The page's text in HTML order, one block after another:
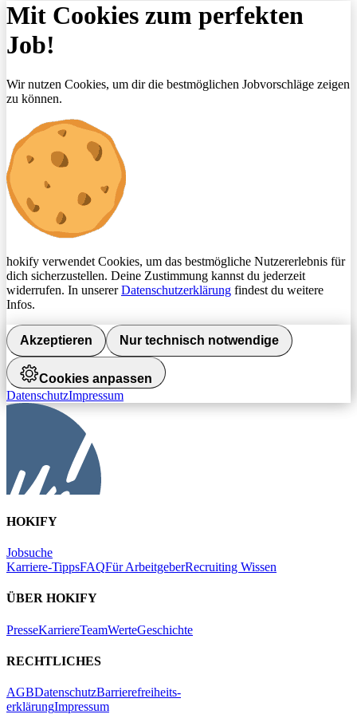
Mit Cookies zum perfekten
Job!
Wir nutzen Cookies, um dir die bestmöglichen Jobvorschläge zeigen
zu können.
hokify verwendet Cookies, um das bestmögliche Nutzererlebnis für
dich sicherzustellen. Deine Zustimmung kannst du jederzeit
widerrufen. In unsererDatenschutzerklärung findest du weitere
Infos.
Akzeptieren Nur technisch notwendige
Cookies anpassen
DatenschutzImpressum
HOKIFY
Jobsuche
Karriere-TippsFAQFür ArbeitgeberRecruiting Wissen
ÜBER HOKIFY
PresseKarriereTeamWerteGeschichte
RECHTLICHES
AGBDatenschutzBarrierefreiheits-
erklärungImpressum